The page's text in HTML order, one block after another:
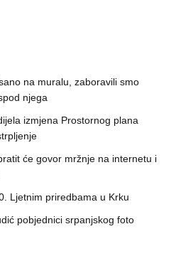
na muralu, zaboravili smo
njega
izmjena Prostornog plana
će govor mržnje na internetu i
Ljetnim priredbama u Krku
pobjednici srpanjskog foto